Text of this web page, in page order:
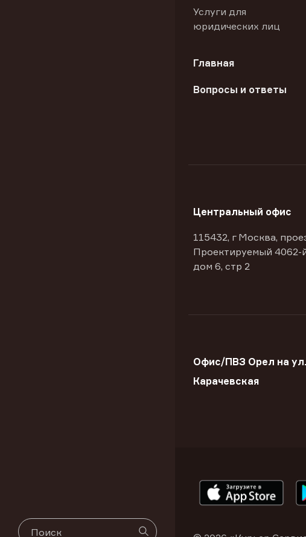
Услуги для
юридических лиц
Главная
Вопросы и ответы
Центральный офис
115432, г Москва,
Проектируемый 4062-
дом 6, стр 2
Офис/ПВЗ Орел на ул.
Карачевская